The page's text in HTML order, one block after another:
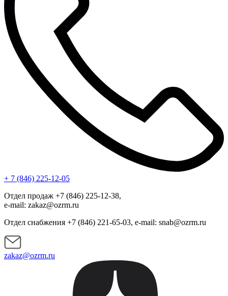
+ 7 (846) 225-12-05
Отдел продаж +7 (846) 225-12-38,
e-mail: zakaz@ozrm.ru
Отдел снабжения +7 (846) 221-65-03, e-mail: snab@ozrm.ru
zakaz@ozrm.ru